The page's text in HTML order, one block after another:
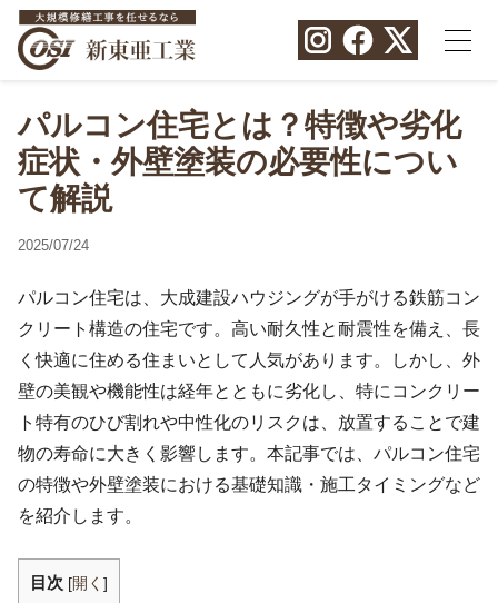
パルコン住宅とは？特徴や劣化
症状・外壁塗装の必要性につい
て解説
2025/07/24
パルコン住宅は、大成建設ハウジングが手がける鉄筋コン
クリート構造の住宅です。高い耐久性と耐震性を備え、長
く快適に住める住まいとして人気があります。しかし、外
壁の美観や機能性は経年とともに劣化し、特にコンクリー
ト特有のひび割れや中性化のリスクは、放置することで建
物の寿命に大きく影響します。本記事では、パルコン住宅
の特徴や外壁塗装における基礎知識・施工タイミングなど
を紹介します。
目次 [開く ]